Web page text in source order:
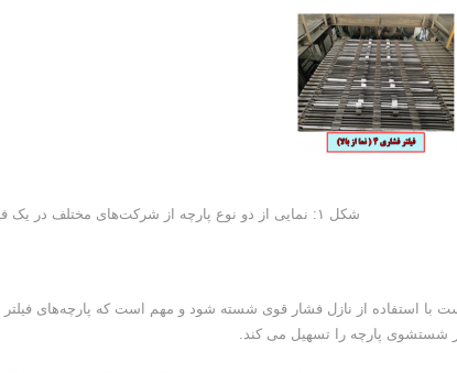
شکل ۱: نمایی از دو نوع پارچه از شرکت‌های مختلف در یک فیلتر
با استفاده از نازل فشار قوی شسته شود و مهم است که پارچه‌های
شستشوی پارچه را تسهیل می کند.